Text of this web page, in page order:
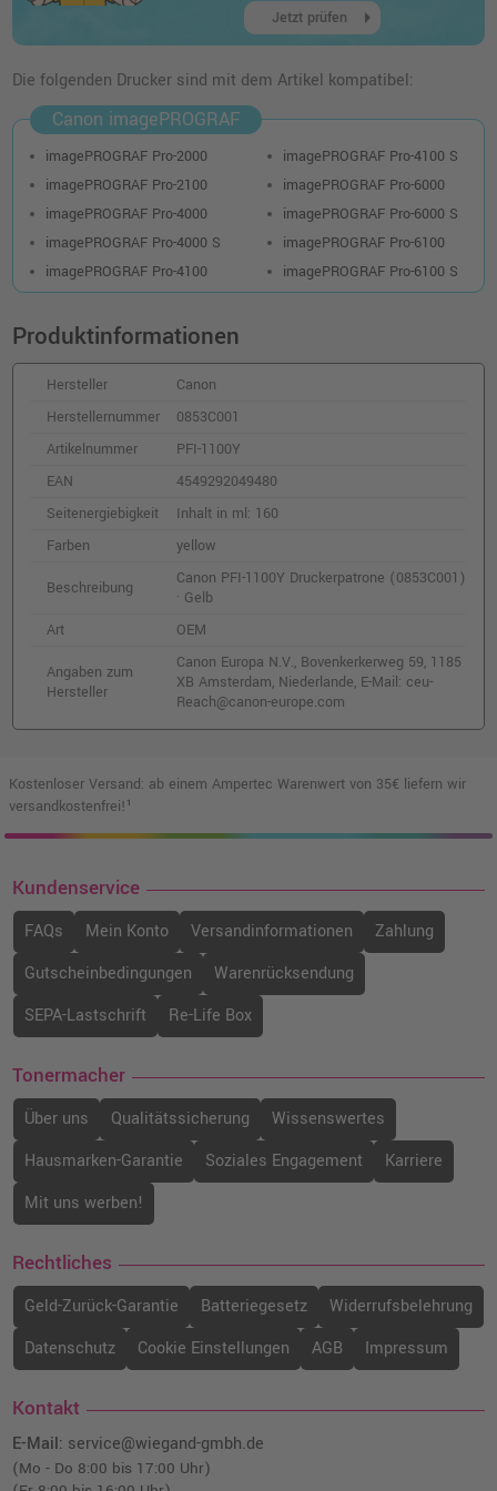
PFI-1700C (0776C001) · Cyan
227,99 €
Kompatible Tinte ersetzt Canon 0855C001
PFI-1100PM photo magenta
o. MwSt.56,29 €
66,99 €
inkl. MwSt.zzgl. Versand
shopping_cart
(0778C001) · Gelb
325,99 €
inkl. MwSt. zzgl. Versand
Canon PFI-1700P Druckerpatrone
o. MwSt.257,13 €
305,98 €
inkl. MwSt.zzgl. Versand
shopping_cart
Canon PFI-1700B Druckerpatrone
(0784C001) · Blau
o. MwSt.261,34 €
310,99 € shopping_cart
inkl. MwSt.zzgl. Versand
Kompatible Druckerpatrone ersetzt Canon
PFI-1700PM (0780C001) · Foto-Magenta
o. MwSt. 180,66 €
214,99 €
inkl. MwSt.zzgl. Versand
Kompatible Druckerpatrone ersetzt Canon
PFI-1700MBK (0774C001) · Mattschwarz
214,99 € shopping_cart
o. MwSt. 269,74 €
320,99 €
inkl. MwSt.zzgl. Versand
Kompatible Druckerpatrone ersetzt Canon
o. MwSt.191,59 €
227,99 €
Jetzt prüfen arrow_right
Die folgenden Drucker sind mit dem Artikel kompatibel:
Canon imagePROGRAF
imagePROGRAF Pro-2000
imagePROGRAF Pro-2100
imagePROGRAF Pro-4000
imagePROGRAF Pro-4000 S
imagePROGRAF Pro-4100
imagePROGRAF Pro-4100 S
imagePROGRAF Pro-6000
imagePROGRAF Pro-6000 S
imagePROGRAF Pro-6100
imagePROGRAF Pro-6100 S
Produktinformationen
Hersteller
Canon
Herstellernummer
0853C001
Artikelnummer
PFI-1100Y
EAN
4549292049480
Seitenergiebigkeit
Inhalt in ml: 160
Farben
yellow
Beschreibung
Canon PFI-1100Y Druckerpatrone (0853C001)
· Gelb
Art
OEM
Angaben zum
Hersteller
Canon Europa N.V., Bovenkerkerweg 59, 1185
XB Amsterdam, Niederlande, E-Mail: ceu-
Reach@canon-europe.com
Kostenloser Versand: ab einem Ampertec Warenwert von 35€ liefern wir
versandkostenfrei!¹
Kundenservice
FAQs Mein Konto Versandinformationen
Zahlung
Gutscheinbedingungen
Warenrücksendung
SEPA-Lastschrift
Re-Life Box
Tonermacher
Über uns Qualitätssicherung
Wissenswertes
Hausmarken-Garantie
Soziales Engagement
Karriere
Mit uns werben!
Rechtliches
Geld-Zurück-Garantie Batteriegesetz
Widerrufsbelehrung
Datenschutz
Cookie Einstellungen AGB Impressum
Kontakt
E-Mail: service@wiegand-gmbh.de
(Mo - Do 8:00 bis 17:00 Uhr)